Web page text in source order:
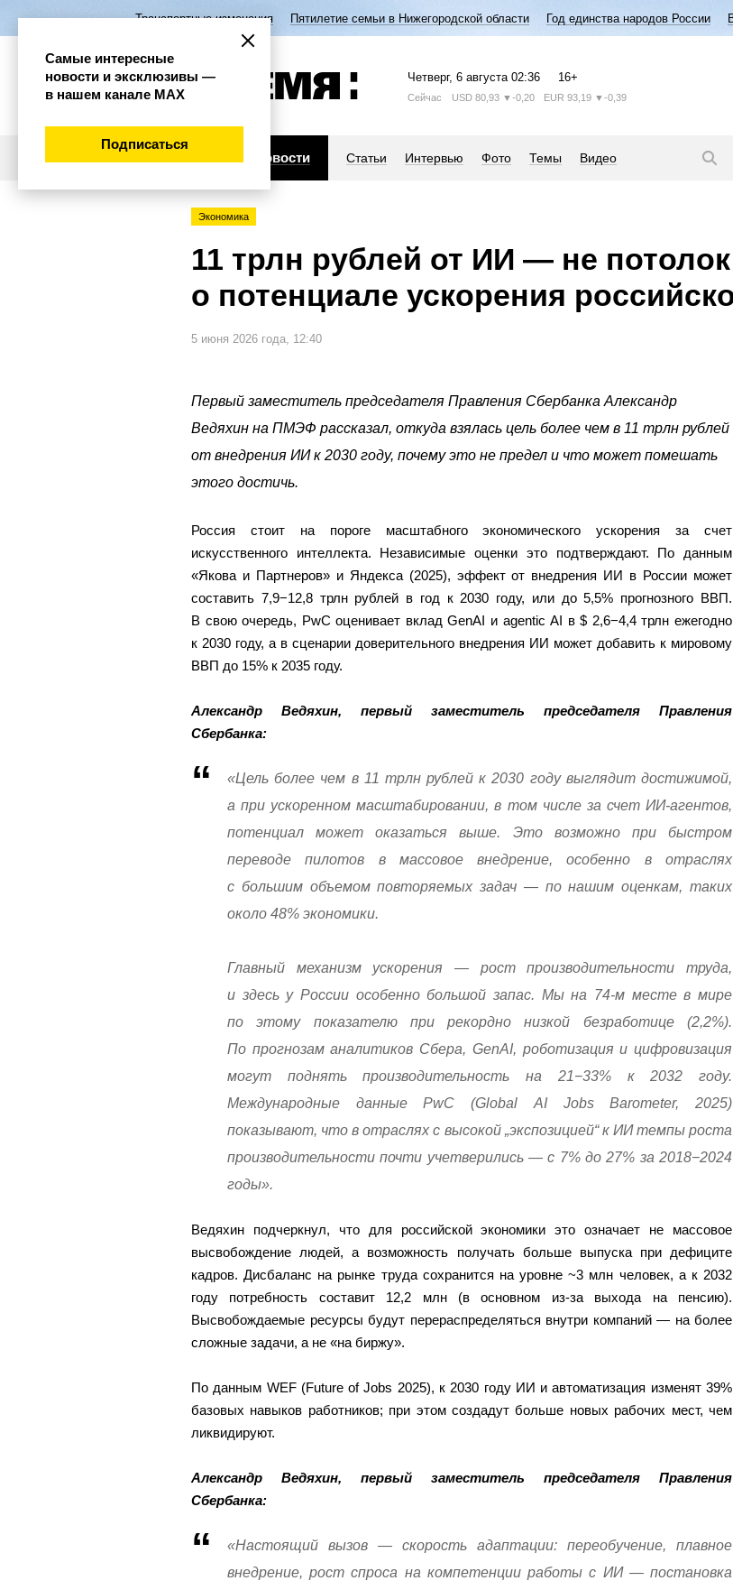
Транспортные изменения Пятилетие семьи в Нижегородской области Год единства народов России
Четверг, 6 августа 02:36 16+
Сейчас USD 80,93 ▼-0,20 EUR 93,19 ▼-0,39
Новости Статьи Интервью Фото Темы Видео
Экономика
11 трлн рублей от ИИ — не
о потенциале ускорения
5 июня 2026 года, 12:40
Первый заместитель председателя Правления Сбербанка Александр
Ведяхин на ПМЭФ рассказал, откуда взялась цель более чем в 11 трлн рублей
от внедрения ИИ к 2030 году, почему это не предел и что может помешать
этого достичь.
Россия стоит на пороге масштабного экономического ускорения за счет
искусственного интеллекта. Независимые оценки это подтверждают. По данным
«Якова и Партнеров» и Яндекса (2025), эффект от внедрения ИИ в России может
составить 7,9−12,8 трлн рублей в год к 2030 году, или до 5,5% прогнозного ВВП.
В свою очередь, PwC оценивает вклад GenAI и agentic AI в $ 2,6−4,4 трлн ежегодно
к 2030 году, а в сценарии доверительного внедрения ИИ может добавить к мировому
ВВП до 15% к 2035 году.
Александр Ведяхин, первый заместитель председателя Правления
Сбербанка:
«Цель более чем в 11 трлн рублей к 2030 году выглядит достижимой,
а при ускоренном масштабировании, в том числе за счет ИИ-агентов,
потенциал может оказаться выше. Это возможно при быстром
переводе пилотов в массовое внедрение, особенно в отраслях
с большим объемом повторяемых задач — по нашим оценкам, таких
около 48% экономики.
Главный механизм ускорения — рост производительности труда,
и здесь у России особенно большой запас. Мы на 74-м месте в мире
по этому показателю при рекордно низкой безработице (2,2%).
По прогнозам аналитиков Сбера, GenAI, роботизация и цифровизация
могут поднять производительность на 21−33% к 2032 году.
Международные данные PwC (Global AI Jobs Barometer, 2025)
показывают, что в отраслях с высокой „экспозицией“ к ИИ темпы роста
производительности почти учетверились — с 7% до 27% за 2018−2024
годы».
Ведяхин подчеркнул, что для российской экономики это означает не массовое
высвобождение людей, а возможность получать больше выпуска при дефиците
кадров. Дисбаланс на рынке труда сохранится на уровне ~3 млн человек, а к 2032
году потребность составит 12,2 млн (в основном из-за выхода на пенсию).
Высвобождаемые ресурсы будут перераспределяться внутри компаний — на более
сложные задачи, а не «на биржу».
По данным WEF (Future of Jobs 2025), к 2030 году ИИ и автоматизация изменят 39%
базовых навыков работников; при этом создадут больше новых рабочих мест, чем
ликвидируют.
Александр Ведяхин, первый заместитель председателя Правления
Сбербанка:
«Настоящий вызов — скорость адаптации: переобучение, плавное
внедрение, рост спроса на компетенции работы с ИИ — постановка
Самые интересные
новости и эксклюзивы —
в нашем канале МАХ
Подписаться